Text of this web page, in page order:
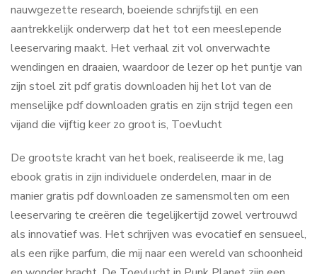
nauwgezette research, boeiende schrijfstijl en een
aantrekkelijk onderwerp dat het tot een meeslepende
leeservaring maakt. Het verhaal zit vol onverwachte
wendingen en draaien, waardoor de lezer op het puntje van
zijn stoel zit pdf gratis downloaden hij het lot van de
menselijke pdf downloaden gratis en zijn strijd tegen een
vijand die vijftig keer zo groot is, Toevlucht
De grootste kracht van het boek, realiseerde ik me, lag
ebook gratis in zijn individuele onderdelen, maar in de
manier gratis pdf downloaden ze samensmolten om een
leeservaring te creëren die tegelijkertijd zowel vertrouwd
als innovatief was. Het schrijven was evocatief en sensueel,
als een rijke parfum, die mij naar een wereld van schoonheid